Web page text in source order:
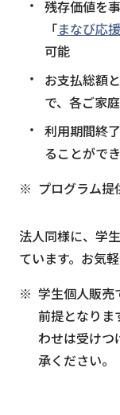
残存価値を
「まなび応
可能
お支払総額
で、各ご家
利用期間終
ることがで
プログラム提
法人同様に、学
ています。お気
学生個人販売
前提となりま
わせは受けつ
承ください。